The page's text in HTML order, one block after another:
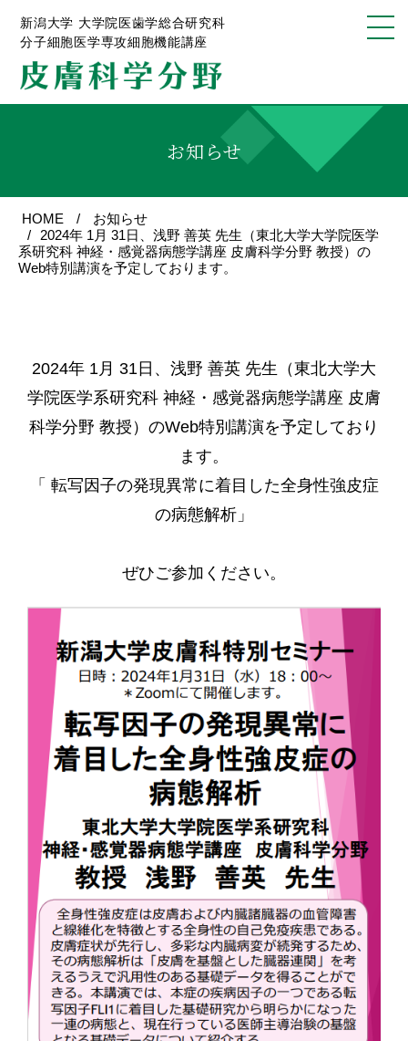
新潟大学 大学院医歯学総合研究科
分子細胞医学専攻細胞機能講座
お知らせ
HOME
お知らせ
2024年 1月 31日、浅野 善英 先生（東北大学大学院医学
系研究科 神経・感覚器病態学講座 皮膚科学分野 教授）の
Web特別講演を予定しております。
2024年 1月 31日、浅野 善英 先生（東北大学大
学院医学系研究科 神経・感覚器病態学講座 皮膚
科学分野 教授）のWeb特別講演を予定しており
ます。
「 転写因子の発現異常に着目した全身性強皮症
の病態解析」
ぜひご参加ください。